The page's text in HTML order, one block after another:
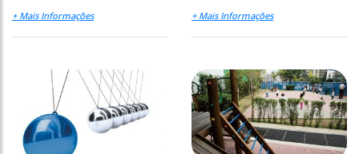
+ Mais Informações + Mais Informações